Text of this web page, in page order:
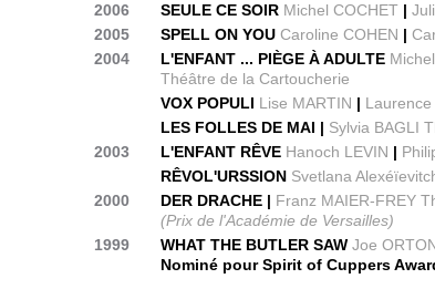
2006 SEULE CE SOIR Michel COCHET |
2005
SPELL ON YOUCaroline COHEN |
2004
L'ENFANT ... PIÈGE À ADULTE
Théâtre de la Cartoucherie
VOX POPULI Lise MARTIN |
LES FOLLES DE MAI | Sylvia BAGLI
2003
L'ENFANT RÊVE Hanoch LEVIN |
RÊVOL'URSSION Svetlana
2000
DER DRACHE | Franz MAIER-FREY
(Prix de l'Académie de Versailles)
1999
WHAT THE BUTLER SAWJoe
Nominé pour Spirit of Cuppers